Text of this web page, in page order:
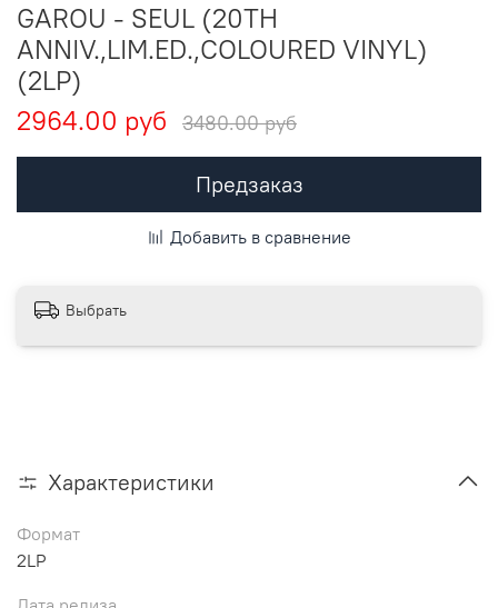
GAROU - SEUL (20TH
ANNIV.,LIM.ED.,COLOURED VINYL)
(2LP)
2964.00 руб
3480.00 руб
Предзаказ
Добавить в сравнение
Выбрать
Характеристики
Формат
2LP